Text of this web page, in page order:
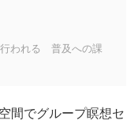
行われる 普及への課
間でグループ瞑想セ